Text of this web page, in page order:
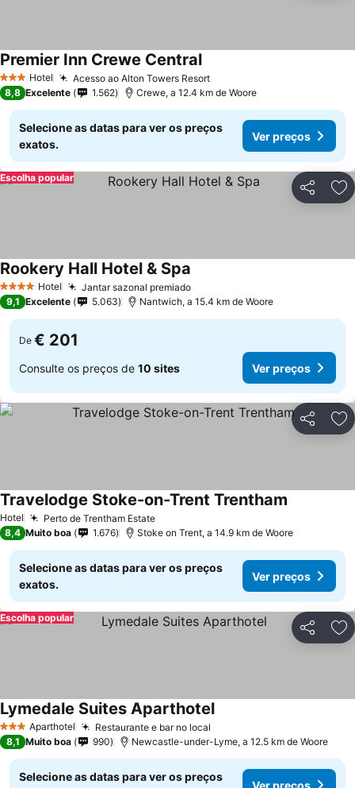
3 EstrelasHotel Acesso ao Alton Towers Resort
Premier Inn Crewe Central
8,8 Excelente 1.562 Crewe, a 12.4 km de Woore
Selecione as datas para ver os preços
exatos.
Ver preços
Partilhar
Escolha popular
4 EstrelasHotel Jantar sazonal premiado
Rookery Hall Hotel & Spa
9,1 Excelente 5.063 Nantwich, a 15.4 km de Woore
De € 201
Consulte os preços de 10 sites Ver preços
Partilhar
Hotel Perto de Trentham Estate
Travelodge Stoke-on-Trent Trentham
8,4 Muito boa 1.676 Stoke on Trent, a 14.9 km de Woore
Selecione as datas para ver os preços
exatos.
Ver preços
Partilhar
Escolha popular
3 EstrelasAparthotel Restaurante e bar no local
Lymedale Suites Aparthotel
8,1 Muito boa 990 Newcastle-under-Lyme, a 12.5 km de Woore
Selecione as datas para ver os preços
Ver preços